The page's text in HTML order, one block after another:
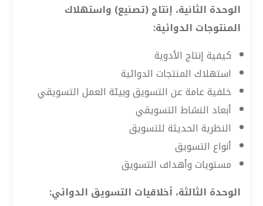
الوحدة الثانية، إنتاج (تصنيع) واستهلاك
المنتوجات الدوائية:
كيفية إنتاج الأدوية
استهلاك المنتجات الدوائية
خلفية عامة عن التسويق وبيئة العمل التسويقي
أبعاد النشاط التسويقي
النظرية الحديثة للتسويق
أنواع التسويق
مستويات وأهداف التسويق
الوحدة الثالثة، أخلاقيات التسويق الدوائي: